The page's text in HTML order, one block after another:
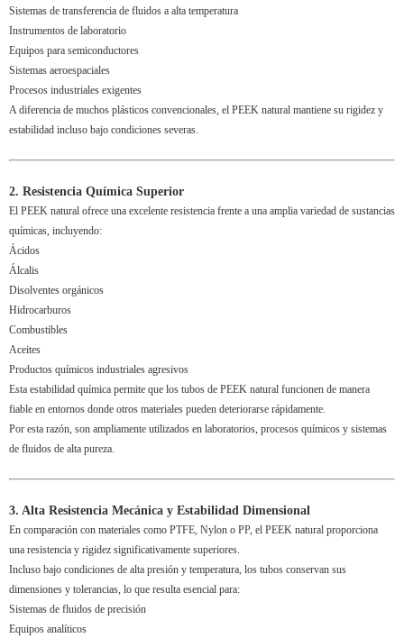
Sistemas de transferencia de fluidos a alta temperatura
Instrumentos de laboratorio
Equipos para semiconductores
Sistemas aeroespaciales
Procesos industriales exigentes
A diferencia de muchos plásticos convencionales, el PEEK natural mantiene su rigidez y
estabilidad incluso bajo condiciones severas.
2. Resistencia Química Superior
El PEEK natural ofrece una excelente resistencia frente a una amplia variedad de sustancias
químicas, incluyendo:
Ácidos
Álcalis
Disolventes orgánicos
Hidrocarburos
Combustibles
Aceites
Productos químicos industriales agresivos
Esta estabilidad química permite que los tubos de PEEK natural funcionen de manera
fiable en entornos donde otros materiales pueden deteriorarse rápidamente.
Por esta razón, son ampliamente utilizados en laboratorios, procesos químicos y sistemas
de fluidos de alta pureza.
3. Alta Resistencia Mecánica y Estabilidad Dimensional
En comparación con materiales como PTFE, Nylon o PP, el PEEK natural proporciona
una resistencia y rigidez significativamente superiores.
Incluso bajo condiciones de alta presión y temperatura, los tubos conservan sus
dimensiones y tolerancias, lo que resulta esencial para:
Sistemas de fluidos de precisión
Equipos analíticos